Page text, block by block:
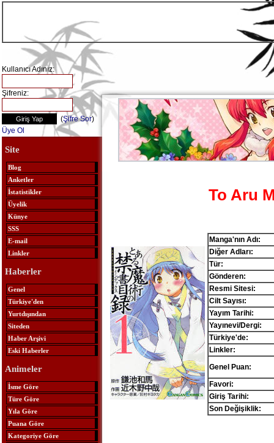
Kullanıcı Adınız:
Şifreniz:
(Şifre Sor)
Üye Ol
Site
Blog
Anketler
İstatistikler
Üyelik
Künye
SSS
E-mail
Linkler
Haberler
Genel
Türkiye'den
Yurtdışından
Siteden
Haber Arşivi
Eski Haberler
Animeler
İsme Göre
Türe Göre
Yıla Göre
Puana Göre
Kategoriye Göre
To Aru
Manga'nın Adı:
Diğer Adları:
Tür:
Gönderen:
Resmi Sitesi:
Cilt Sayısı:
Yayım Tarihi:
Yayınevi/Dergi:
Türkiye'de:
Linkler:
Genel Puan:
Favori:
Giriş Tarihi:
Son Değişiklik: